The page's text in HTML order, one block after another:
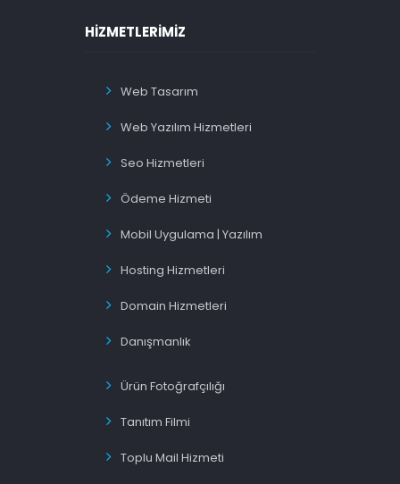
HIZMETLERIMIZ
Web Tasarım
Web Yazılım Hizmetleri
Seo Hizmetleri
Ödeme Hizmeti
Mobil Uygulama | Yazılım
Hosting Hizmetleri
Domain Hizmetleri
Danışmanlık
Ürün Fotoğrafçılığı
Tanıtım Filmi
Toplu Mail Hizmeti